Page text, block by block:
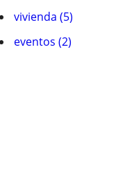
vivienda (5)
eventos (2)